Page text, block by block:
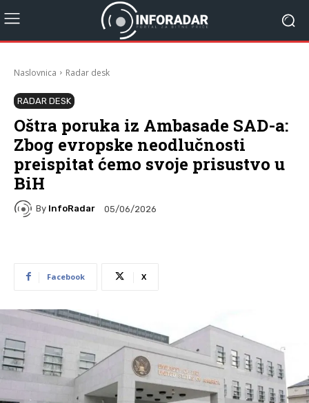
Naslovnica Radar desk
RADAR DESK
Oštra poruka iz Ambasade SAD-a:
Zbog evropske neodlučnosti
preispitat ćemo svoje prisustvo u
BiH
By InfoRadar 05/06/2026
Facebook X